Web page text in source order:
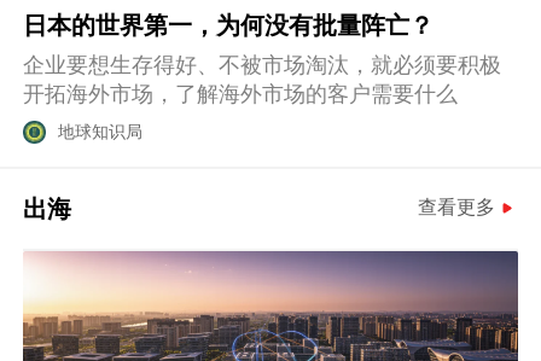
日本的世界第一，为何没有批量阵亡？
企业要想生存得好、不被市场淘汰，就必须要积极
开拓海外市场，了解海外市场的客户需要什么
地球知识局
出海 查看更多